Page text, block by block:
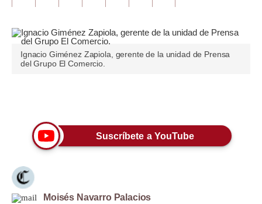
Editorial
Pregunta de hoy
Blogs
Viajes
Moda
Estilos
Mundo
Ignacio Giménez Zapiola, gerente de la unidad de Prensa
del Grupo El Comercio.
Suscríbete a YouTube
Moisés Navarro Palacios